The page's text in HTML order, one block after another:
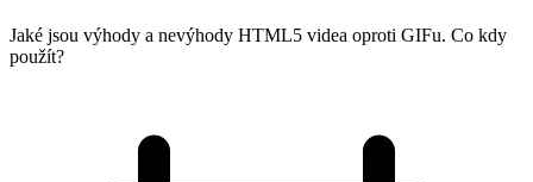
Jaké jsou výhody a nevýhody HTML5 videa oproti GIFu. Co kdy
použít?